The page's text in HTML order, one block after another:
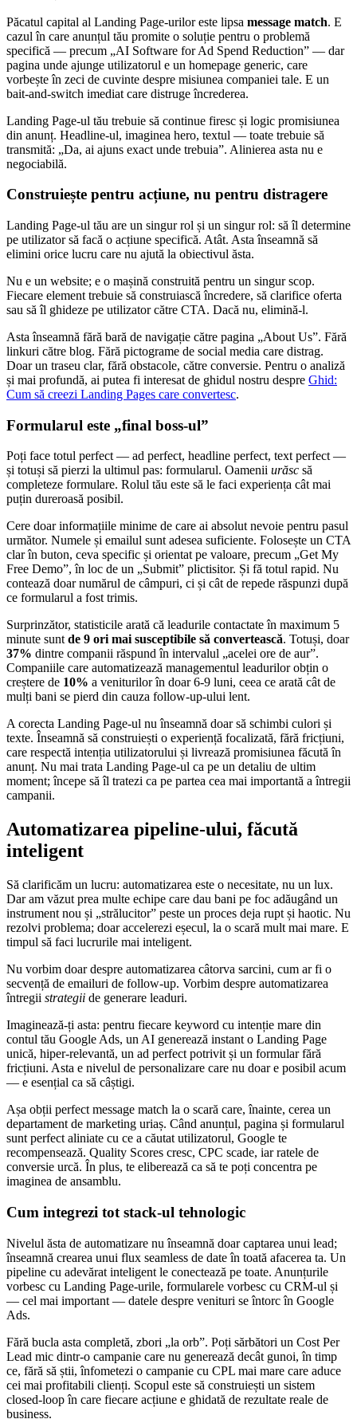
Păcatul capital al Landing Page-urilor este lipsa message match. E
cazul în care anunțul tău promite o soluție pentru o problemă
specifică — precum „AI Software for Ad Spend Reduction” — dar
pagina unde ajunge utilizatorul e un homepage generic, care
vorbește în zeci de cuvinte despre misiunea companiei tale. E un
bait-and-switch imediat care distruge încrederea.
Landing Page-ul tău trebuie să continue firesc și logic promisiunea
din anunț. Headline-ul, imaginea hero, textul — toate trebuie să
transmită: „Da, ai ajuns exact unde trebuia”. Alinierea asta nu e
negociabilă.
Construiește pentru acțiune, nu pentru distragere
Landing Page-ul tău are un singur rol și un singur rol: să îl determine
pe utilizator să facă o acțiune specifică. Atât. Asta înseamnă să
elimini orice lucru care nu ajută la obiectivul ăsta.
Nu e un website; e o mașină construită pentru un singur scop.
Fiecare element trebuie să construiască încredere, să clarifice oferta
sau să îl ghideze pe utilizator către CTA. Dacă nu, elimină-l.
Asta înseamnă fără bară de navigație către pagina „About Us”. Fără
linkuri către blog. Fără pictograme de social media care distrag.
Doar un traseu clar, fără obstacole, către conversie. Pentru o analiză
și mai profundă, ai putea fi interesat de ghidul nostru despre Ghid:
Cum să creezi Landing Pages care convertesc.
Formularul este „final boss-ul”
Poți face totul perfect — ad perfect, headline perfect, text perfect —
și totuși să pierzi la ultimul pas: formularul. Oamenii urăsc să
completeze formulare. Rolul tău este să le faci experiența cât mai
puțin dureroasă posibil.
Cere doar informațiile minime de care ai absolut nevoie pentru pasul
următor. Numele și emailul sunt adesea suficiente. Folosește un CTA
clar în buton, ceva specific și orientat pe valoare, precum „Get My
Free Demo”, în loc de un „Submit” plictisitor. Și fă totul rapid. Nu
contează doar numărul de câmpuri, ci și cât de repede răspunzi după
ce formularul a fost trimis.
Surprinzător, statisticile arată că leadurile contactate în maximum 5
minute sunt de 9 ori mai susceptibile să convertească. Totuși, doar
37% dintre companii răspund în intervalul „acelei ore de aur”.
Companiile care automatizează managementul leadurilor obțin o
creștere de 10% a veniturilor în doar 6-9 luni, ceea ce arată cât de
mulți bani se pierd din cauza follow-up-ului lent.
A corecta Landing Page-ul nu înseamnă doar să schimbi culori și
texte. Înseamnă să construiești o experiență focalizată, fără fricțiuni,
care respectă intenția utilizatorului și livrează promisiunea făcută în
anunț. Nu mai trata Landing Page-ul ca pe un detaliu de ultim
moment; începe să îl tratezi ca pe partea cea mai importantă a întregii
campanii.
Automatizarea pipeline-ului, făcută
inteligent
Să clarificăm un lucru: automatizarea este o necesitate, nu un lux.
Dar am văzut prea multe echipe care dau bani pe foc adăugând un
instrument nou și „strălucitor” peste un proces deja rupt și haotic. Nu
rezolvi problema; doar accelerezi eșecul, la o scară mult mai mare. E
timpul să faci lucrurile mai inteligent.
Nu vorbim doar despre automatizarea câtorva sarcini, cum ar fi o
secvență de emailuri de follow-up. Vorbim despre automatizarea
întregii strategii de generare leaduri.
Imaginează-ți asta: pentru fiecare keyword cu intenție mare din
contul tău Google Ads, un AI generează instant o Landing Page
unică, hiper-relevantă, un ad perfect potrivit și un formular fără
fricțiuni. Asta e nivelul de personalizare care nu doar e posibil acum
— e esențial ca să câștigi.
Așa obții perfect message match la o scară care, înainte, cerea un
departament de marketing uriaș. Când anunțul, pagina și formularul
sunt perfect aliniate cu ce a căutat utilizatorul, Google te
recompensează. Quality Scores cresc, CPC scade, iar ratele de
conversie urcă. În plus, te eliberează ca să te poți concentra pe
imaginea de ansamblu.
Cum integrezi tot stack-ul tehnologic
Nivelul ăsta de automatizare nu înseamnă doar captarea unui lead;
înseamnă crearea unui flux seamless de date în toată afacerea ta. Un
pipeline cu adevărat inteligent le conectează pe toate. Anunțurile
vorbesc cu Landing Page-urile, formularele vorbesc cu CRM-ul și
— cel mai important — datele despre venituri se întorc în Google
Ads.
Fără bucla asta completă, zbori „la orb”. Poți sărbători un Cost Per
Lead mic dintr-o campanie care nu generează decât gunoi, în timp
ce, fără să știi, înfometezi o campanie cu CPL mai mare care aduce
cei mai profitabili clienți. Scopul este să construiești un sistem
closed-loop în care fiecare acțiune e ghidată de rezultate reale de
business.